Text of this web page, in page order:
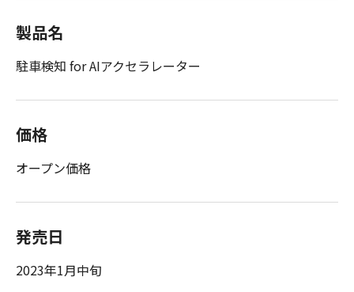
製品名
駐車検知 for AIアクセラレーター
価格
オープン価格
発売日
2023年1月中旬